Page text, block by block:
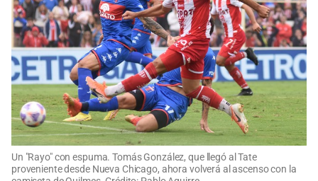
Un "Rayo" con espuma. Tomás González, que llegó al Tate
proveniente desde Nueva Chicago, ahora volverá al ascenso con la